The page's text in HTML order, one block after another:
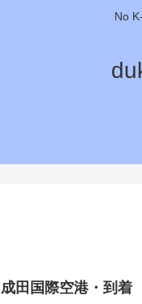
No
成田国際空港・到着